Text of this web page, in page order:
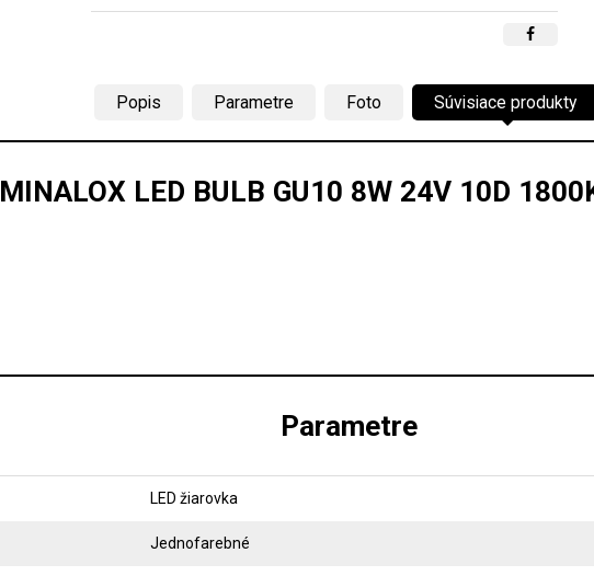
Popis Parametre Foto Súvisiace produkty
MINALOX LED BULB GU10 8W 24V 10D
Parametre
LED žiarovka
Jednofarebné